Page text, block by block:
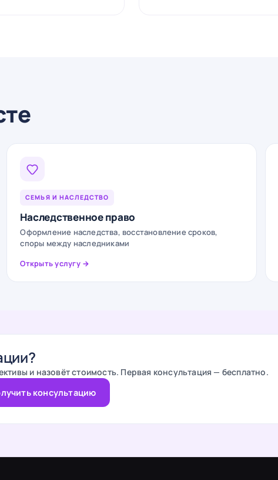
СЕМЬЯ И НАСЛЕДСТВО
Наследственное право
Оформление наследства, восстановление сроков,
споры между наследниками
Открыть услугу →
и назовёт стоимость. Первая консультация — бесплатно.
консультацию